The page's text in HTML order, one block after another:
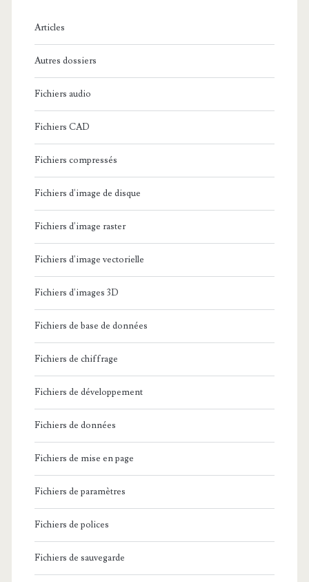
:
Articles
Autres dossiers
Fichiers audio
Fichiers CAD
Fichiers compressés
Fichiers d'image de disque
Fichiers d'image raster
Fichiers d'image vectorielle
Fichiers d'images 3D
Fichiers de base de données
Fichiers de chiffrage
Fichiers de développement
Fichiers de données
Fichiers de mise en page
Fichiers de paramètres
Fichiers de polices
Fichiers de sauvegarde